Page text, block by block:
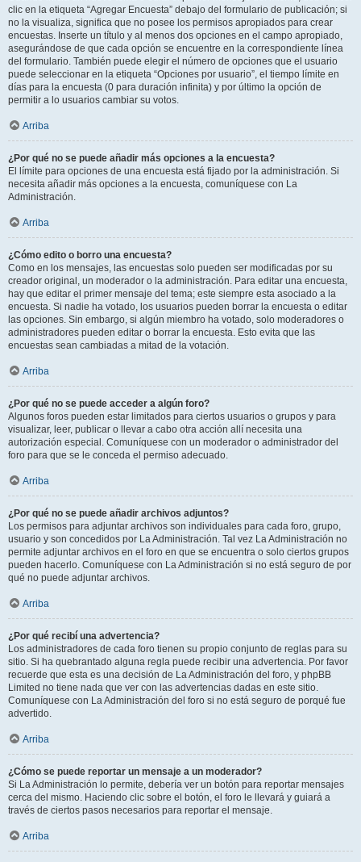
clic en la etiqueta “Agregar Encuesta” debajo del formulario de publicación; si
no la visualiza, significa que no posee los permisos apropiados para crear
encuestas. Inserte un título y al menos dos opciones en el campo apropiado,
asegurándose de que cada opción se encuentre en la correspondiente línea
del formulario. También puede elegir el número de opciones que el usuario
puede seleccionar en la etiqueta “Opciones por usuario”, el tiempo límite en
días para la encuesta (0 para duración infinita) y por último la opción de
permitir a lo usuarios cambiar su votos.
Arriba
¿Por qué no se puede añadir más opciones a la encuesta?
El límite para opciones de una encuesta está fijado por la administración. Si
necesita añadir más opciones a la encuesta, comuníquese con La
Administración.
Arriba
¿Cómo edito o borro una encuesta?
Como en los mensajes, las encuestas solo pueden ser modificadas por su
creador original, un moderador o la administración. Para editar una encuesta,
hay que editar el primer mensaje del tema; este siempre esta asociado a la
encuesta. Si nadie ha votado, los usuarios pueden borrar la encuesta o editar
las opciones. Sin embargo, si algún miembro ha votado, solo moderadores o
administradores pueden editar o borrar la encuesta. Esto evita que las
encuestas sean cambiadas a mitad de la votación.
Arriba
¿Por qué no se puede acceder a algún foro?
Algunos foros pueden estar limitados para ciertos usuarios o grupos y para
visualizar, leer, publicar o llevar a cabo otra acción allí necesita una
autorización especial. Comuníquese con un moderador o administrador del
foro para que se le conceda el permiso adecuado.
Arriba
¿Por qué no se puede añadir archivos adjuntos?
Los permisos para adjuntar archivos son individuales para cada foro, grupo,
usuario y son concedidos por La Administración. Tal vez La Administración no
permite adjuntar archivos en el foro en que se encuentra o solo ciertos grupos
pueden hacerlo. Comuníquese con La Administración si no está seguro de por
qué no puede adjuntar archivos.
Arriba
¿Por qué recibí una advertencia?
Los administradores de cada foro tienen su propio conjunto de reglas para su
sitio. Si ha quebrantado alguna regla puede recibir una advertencia. Por favor
recuerde que esta es una decisión de La Administración del foro, y phpBB
Limited no tiene nada que ver con las advertencias dadas en este sitio.
Comuníquese con La Administración del foro si no está seguro de porqué fue
advertido.
Arriba
¿Cómo se puede reportar un mensaje a un moderador?
Si La Administración lo permite, debería ver un botón para reportar mensajes
cerca del mismo. Haciendo clic sobre el botón, el foro le llevará y guiará a
través de ciertos pasos necesarios para reportar el mensaje.
Arriba